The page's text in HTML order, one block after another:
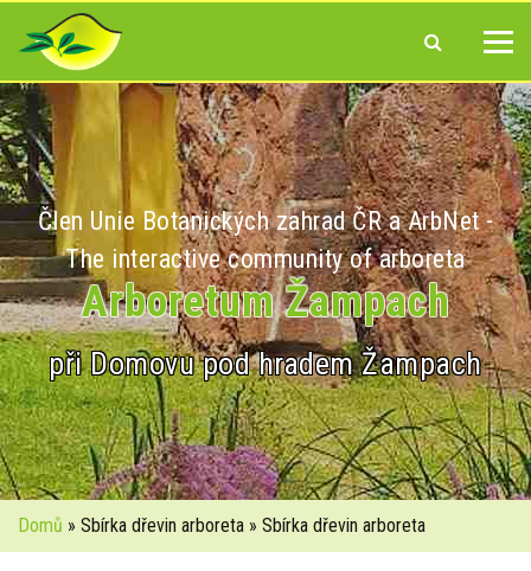
Člen Unie Botanických zahrad ČR a ArbNet -
The interactive community of arboreta
Arboretum Žampach
při Domovu pod hradem Žampach
Domů » Sbírka dřevin arboreta » Sbírka dřevin arboreta